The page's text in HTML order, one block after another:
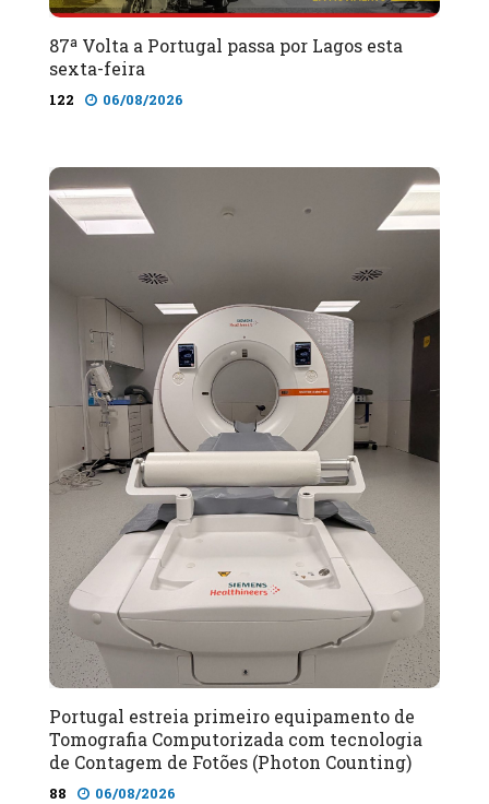
87ª Volta a Portugal passa por Lagos esta
sexta-feira
122 06/08/2026
Portugal estreia primeiro equipamento de
Tomografia Computorizada com tecnologia
de Contagem de Fotões (Photon Counting)
88 06/08/2026